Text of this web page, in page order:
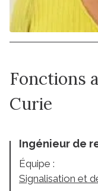
Fonctions
Curie
Ingénieur de
Équipe :
Signalisation et